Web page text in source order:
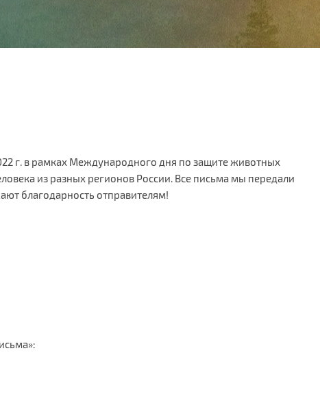
г. в рамках Международного дня по защите животных
из разных регионов России. Все письма мы передали
благодарность отправителям!